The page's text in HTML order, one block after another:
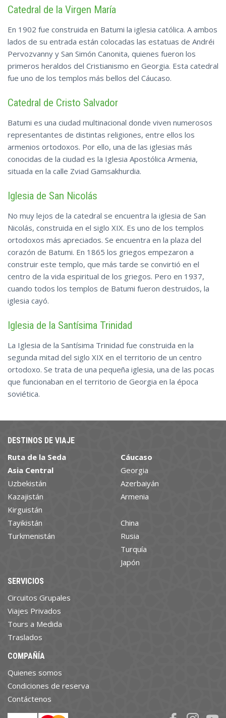
Catedral de la Virgen María
En 1902 fue construida en Batumi la iglesia católica. A ambos
lados de su entrada están colocadas las estatuas de Andréi
Pervozvanny y San Simón Canonita, quienes fueron los
primeros heraldos del Cristianismo en Georgia. Esta catedral
fue uno de los templos más bellos del Cáucaso.
Catedral de Cristo Salvador
Batumi es una ciudad multinacional donde viven numerosos
representantes de distintas religiones, entre ellos los
armenios ortodoxos. Por ello, una de las iglesias más
conocidas de la ciudad es la Iglesia Apostólica Armenia,
situada en la calle Zviad Gamsakhurdia.
Iglesia de San Nicolás
No muy lejos de la catedral se encuentra la iglesia de San
Nicolás, construida en el siglo XIX. Es uno de los templos
ortodoxos más apreciados. Se encuentra en la plaza del
corazón de Batumi. En 1865 los griegos empezaron a
construir este templo, que más tarde se convirtió en el
centro de la vida espiritual de los griegos. Pero en 1937,
cuando todos los templos de Batumi fueron destruidos, la
iglesia cayó.
Iglesia de la Santísima Trinidad
La Iglesia de la Santísima Trinidad fue construida en la
segunda mitad del siglo XIX en el territorio de un centro
ortodoxo. Se trata de una pequeña iglesia, una de las pocas
que funcionaban en el territorio de Georgia en la época
soviética.
DESTINOS DE VIAJE
Ruta de la Seda
Asia Central
Uzbekistán
Kazajistán
Kirguistán
Tayikistán
Turkmenistán
Cáucaso
Georgia
Azerbaiyán
Armenia
China
Rusia
Turquía
Japón
SERVICIOS
Circuitos Grupales
Viajes Privados
Tours a Medida
Traslados
COMPAÑÍA
Quienes somos
Condiciones de reserva
Contáctenos